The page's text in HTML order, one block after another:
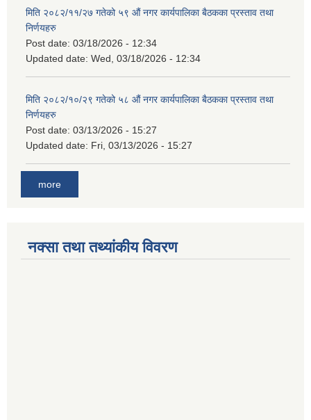
मिति २०८२/११/२७ गतेको ५९ औं नगर कार्यपालिका बैठकका प्रस्ताव तथा
निर्णयहरु
Post date: 03/18/2026 - 12:34
Updated date: Wed, 03/18/2026 - 12:34
मिति २०८२/१०/२९ गतेको ५८ औं नगर कार्यपालिका बैठकका प्रस्ताव तथा
निर्णयहरु
Post date: 03/13/2026 - 15:27
Updated date: Fri, 03/13/2026 - 15:27
more
नक्सा तथा तथ्यांकीय विवरण